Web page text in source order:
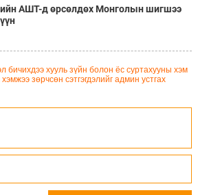
АШТ-д өрсөлдөх Монголын шигшээ
бичихдээ хууль зүйн болон ёс суртахууны хэм
зөрчсөн сэтгэгдэлийг админ устгах